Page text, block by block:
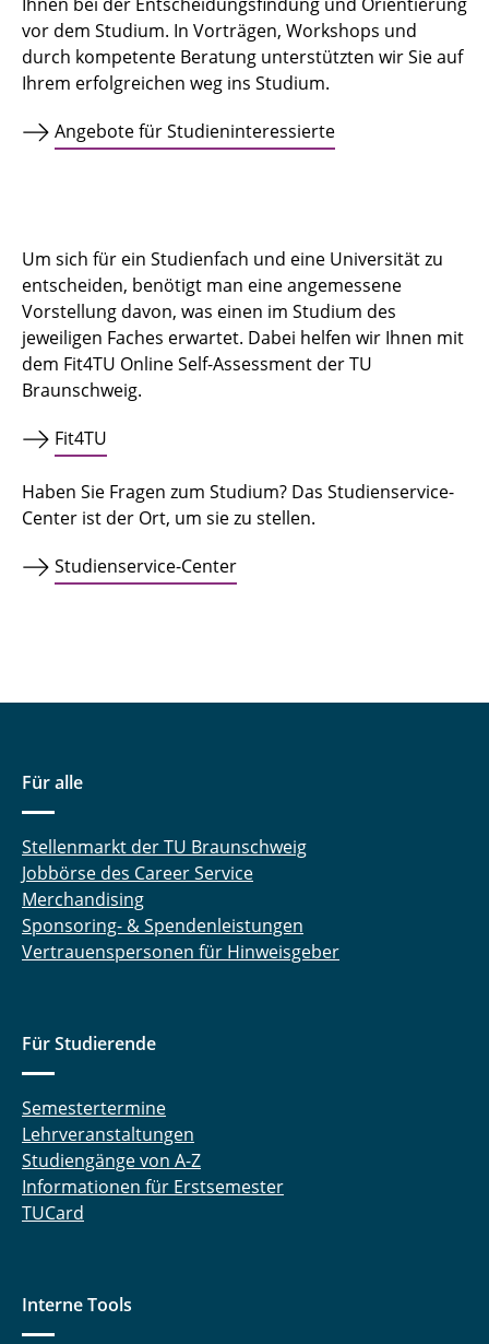
vor dem Studium. In Vorträgen, Workshops und
durch kompetente Beratung unterstützten wir Sie auf
Ihrem erfolgreichen weg ins Studium.
Angebote für Studieninteressierte
Um sich für ein Studienfach und eine Universität zu
entscheiden, benötigt man eine angemessene
Vorstellung davon, was einen im Studium des
jeweiligen Faches erwartet. Dabei helfen wir Ihnen mit
dem Fit4TU Online Self-Assessment der TU
Braunschweig.
Fit4TU
Haben Sie Fragen zum Studium? Das Studienservice-
Center ist der Ort, um sie zu stellen.
Studienservice-Center
Für alle
Stellenmarkt der TU Braunschweig
Jobbörse des Career Service
Merchandising
Sponsoring- & Spendenleistungen
Vertrauenspersonen für Hinweisgeber
Für Studierende
Semestertermine
Lehrveranstaltungen
Studiengänge von A-Z
Informationen für Erstsemester
TUCard
Interne Tools